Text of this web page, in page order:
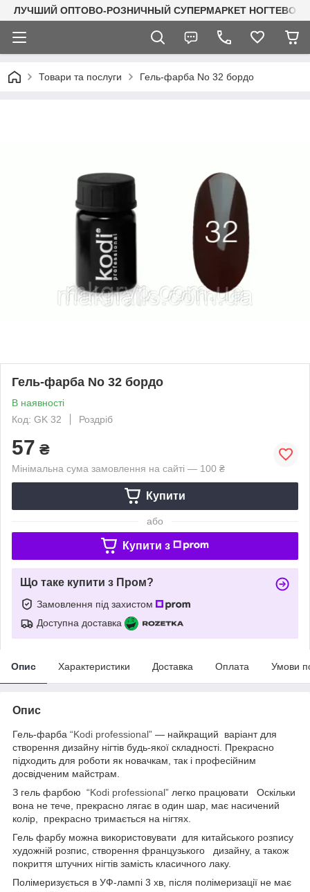
ЛУЧШИЙ ОПТОВО-РОЗНИЧНЫЙ СУПЕРМАРКЕТ
Товари та послуги Гель-фарба No 32 бордо
Гель-фарба No 32 бордо
В наявності
Код: GK 32
Роздріб
57 ₴
Мінімальна сума замовлення на сайті — 100 ₴
Купити
або
Купити з
Що таке купити з Пром?
Замовлення під захистом
Доступна доставка
Опис Характеристики Доставка Оплата Умови
Опис
Гель-фарба “Kodi professional” — найкращий варіант для
створення дизайну нігтів будь-якої складності. Прекрасно
підходить для роботи як новачкам, так і професійним
досвідченим майстрам.
З гель фарбою “Kodi professional” легко працювати Оскільки
вона не тече, прекрасно лягає в один шар, має насичений
колір, прекрасно тримається на нігтях.
Гель фарбу можна використовувати для китайського розпису
художній розпис, створення французького дизайну, а також
покриття штучних нігтів замість класичного лаку.
Полімеризується в УФ-лампі 3 хв, після полімеризації не має